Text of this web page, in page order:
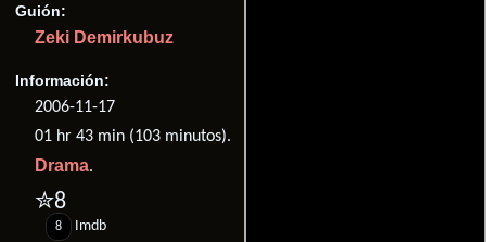
Guión:
Zeki Demirkubuz
Información:
2006-11-17
01 hr 43 min (103 minutos).
Drama.
✮8
8 Imdb